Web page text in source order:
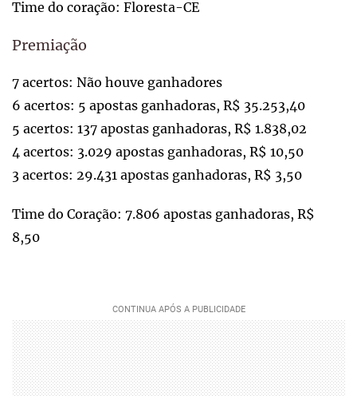
Time do coração: Floresta-CE
Premiação
7 acertos: Não houve ganhadores
6 acertos: 5 apostas ganhadoras, R$ 35.253,40
5 acertos: 137 apostas ganhadoras, R$ 1.838,02
4 acertos: 3.029 apostas ganhadoras, R$ 10,50
3 acertos: 29.431 apostas ganhadoras, R$ 3,50
Time do Coração: 7.806 apostas ganhadoras, R$
8,50